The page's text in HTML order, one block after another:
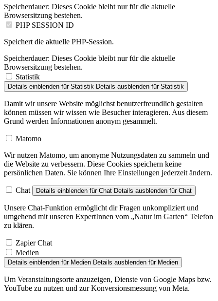
Speicherdauer: Dieses Cookie bleibt nur für die aktuelle
Browsersitzung bestehen.
PHP SESSION ID
Speichert die aktuelle PHP-Session.
Speicherdauer: Dieses Cookie bleibt nur für die aktuelle
Browsersitzung bestehen.
Statistik
Details einblenden für Statistik Details ausblenden für Statistik
Damit wir unsere Website möglichst benutzerfreundlich gestalten
können müssen wir wissen wie Besucher interagieren. Aus diesem
Grund werden Informationen anonym gesammelt.
Matomo
Wir nutzen Matomo, um anonyme Nutzungsdaten zu sammeln und
die Website zu verbessern. Diese Cookies speichern keine
persönlichen Daten. Sie können Ihre Einstellungen jederzeit ändern.
Chat Details einblenden für Chat Details ausblenden für Chat
Unsere Chat-Funktion ermöglicht dir Fragen unkompliziert und
umgehend mit unseren ExpertInnen vom „Natur im Garten“ Telefon
zu klären.
Zapier Chat
Medien
Details einblenden für Medien Details ausblenden für Medien
Um Veranstaltungsorte anzuzeigen, Dienste von Google Maps bzw.
YouTube zu nutzen und zur Konversionsmessung von Meta.